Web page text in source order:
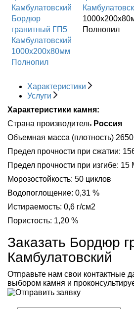
Бордюр
гранитный ГП5
Камбулатовский
1000x200x80мм
Полнопил
Полнопил
Характеристики
Услуги
Характеристики камня:
Страна производитель Россия
Объемная масса (плотность) 2650
Предел прочности при сжатии:
Предел прочности при изгибе: 15
Морозостойкость: 50 циклов
Водопоглощение: 0,31 %
Истираемость: 0,6 г/см2
Пористость: 1,20 %
Заказать Бордюр
Камбулатовский
Отправьте нам свои контактные
выбором камня и